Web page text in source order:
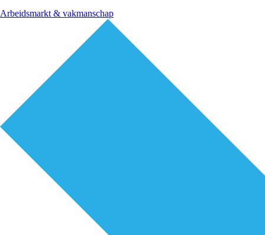
Arbeidsmarkt & vakmanschap